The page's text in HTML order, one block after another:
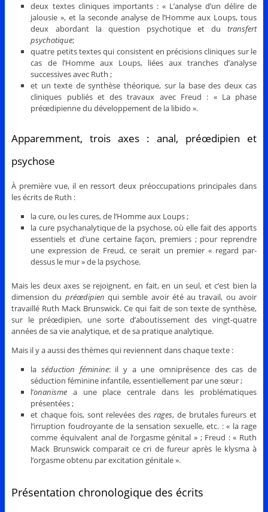
deux textes cliniques importants : « L’analyse d’un délire de
jalousie », et la seconde analyse de l’Homme aux Loups, tous
deux abordant la question psychotique et dutransfert
psychotique;
quatre petits textes qui consistent en précisions cliniques sur le
cas de l’Homme aux Loups, liées aux tranches d’analyse
successives avec Ruth ;
et un texte de synthèse théorique, sur la base des deux cas
cliniques publiés et des travaux avec Freud : « La phase
préœdipienne du développement de la libido ».
Apparemment, trois axes : anal, préœdipien et
psychose
À première vue, il en ressort deux préoccupations principales dans
les écrits de Ruth :
la cure, ou les cures, de l’Homme aux Loups ;
la cure psychanalytique de la psychose, où elle fait des apports
essentiels et d’une certaine façon, premiers ; pour reprendre
une expression de Freud, ce serait un premier « regard par-
dessus le mur » de la psychose.
Mais les deux axes se rejoignent, en fait, en un seul, et c’est bien la
dimension du préœdipien qui semble avoir été au travail, ou avoir
travaillé Ruth Mack Brunswick. Ce qui fait de son texte de synthèse,
sur le préœdipien, une sorte d’aboutissement des vingt-quatre
années de sa vie analytique, et de sa pratique analytique.
Mais il y a aussi des thèmes qui reviennent dans chaque texte :
laséduction féminine: il y a une omniprésence des cas de
séduction féminine infantile, essentiellement par une sœur ;
l’onanismea une place centrale dans les problématiques
présentées ;
et chaque fois, sont relevées desrages, de brutales fureurs et
l’irruption foudroyante de la sensation sexuelle, etc. : « la rage
comme équivalent anal de l’orgasme génital » ; Freud : « Ruth
Mack Brunswick comparait ce cri de fureur après le klysma à
l’orgasme obtenu par excitation génitale ».
Présentation chronologique des écrits